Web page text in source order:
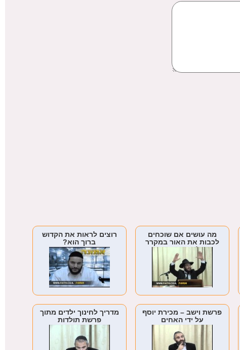
מה עושים אם שוכחים
לכבות את האור במקרר
לפני שבת?
רוצים לראות את הקדוש
ברוך הוא?
פרשת וישב – מכירת יוסף
על ידי האחים
מדריך לחינוך ילדים מתוך
פרשת תולדות